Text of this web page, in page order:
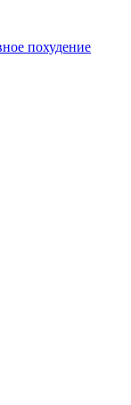
похудение